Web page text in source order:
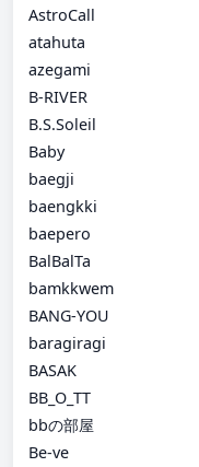
AstroCall
atahuta
azegami
B-RIVER
B.S.Soleil
Baby
baegji
baengkki
baepero
BalBalTa
bamkkwem
BANG-YOU
baragiragi
BASAK
BB_O_TT
bbの部屋
Be-ve